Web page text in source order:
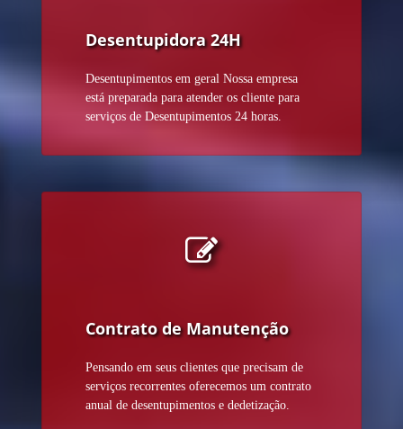
Desentupidora 24H
Desentupimentos em geral Nossa empresa
está preparada para atender os cliente para
serviços de Desentupimentos 24 horas.
Contrato de Manutenção
Pensando em seus clientes que precisam de
serviços recorrentes oferecemos um contrato
anual de desentupimentos e dedetização.